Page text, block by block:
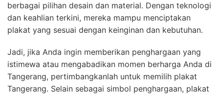
berbagai pilihan desain dan material. Dengan teknologi
dan keahlian terkini, mereka mampu menciptakan
plakat yang sesuai dengan keinginan dan kebutuhan.
Jadi, jika Anda ingin memberikan penghargaan yang
istimewa atau mengabadikan momen berharga Anda di
Tangerang, pertimbangkanlah untuk memilih plakat
Tangerang. Selain sebagai simbol penghargaan, plakat